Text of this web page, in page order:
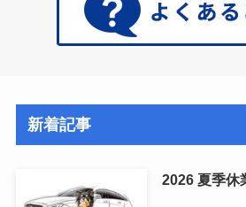
新着記事
2026 夏季休